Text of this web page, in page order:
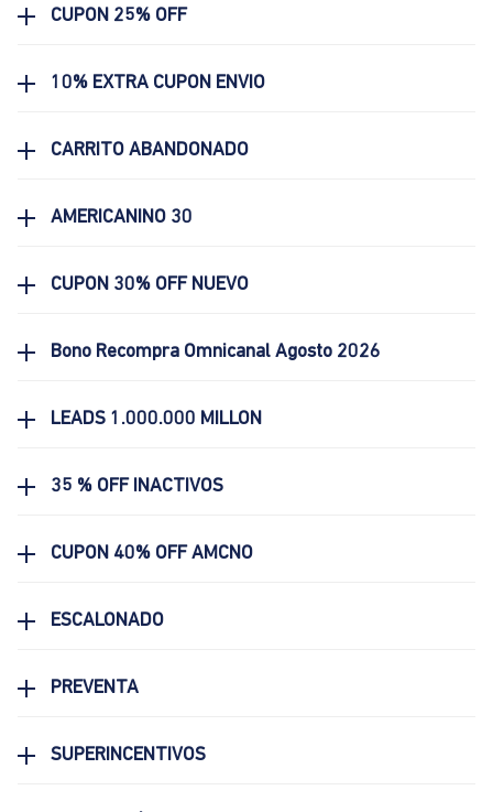
CUPON 25% OFF
10% EXTRA CUPON ENVIO
CARRITO ABANDONADO
AMERICANINO 30
CUPON 30% OFF NUEVO
Bono Recompra Omnicanal Agosto 2026
LEADS 1.000.000 MILLON
35 % OFF INACTIVOS
CUPON 40% OFF AMCNO
ESCALONADO
PREVENTA
SUPERINCENTIVOS